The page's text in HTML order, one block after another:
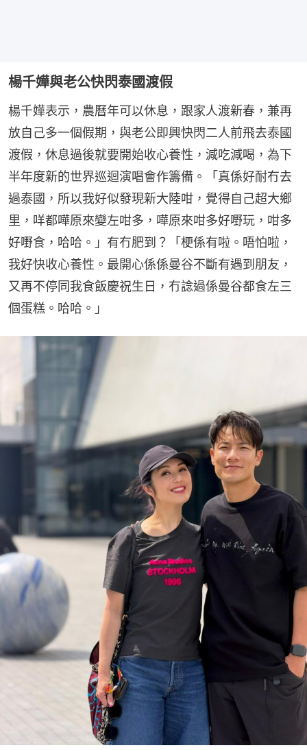
楊千嬅與老公快閃泰國渡假
楊千嬅表示，農曆年可以休息，跟家人渡新春，兼再
放自己多一個假期，與老公即興快閃二人前飛去泰國
渡假，休息過後就要開始收心養性，減吃減喝，為下
半年度新的世界巡迴演唱會作籌備。「真係好耐冇去
過泰國，所以我好似發現新大陸咁，覺得自己超大鄉
里，咩都嘩原來變左咁多，嘩原來咁多好嘢玩，咁多
好嘢食，哈哈。」有冇肥到？「梗係有啦。唔怕啦，
我好快收心養性。最開心係係曼谷不斷有遇到朋友，
又再不停同我食飯慶祝生日，冇諗過係曼谷都食左三
個蛋糕。哈哈。」